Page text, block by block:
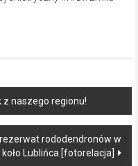
z naszego regionu!
rododendronów w
koło Lublińca [fotorelacja]